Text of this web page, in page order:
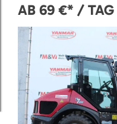
AB 69 €* / TAG